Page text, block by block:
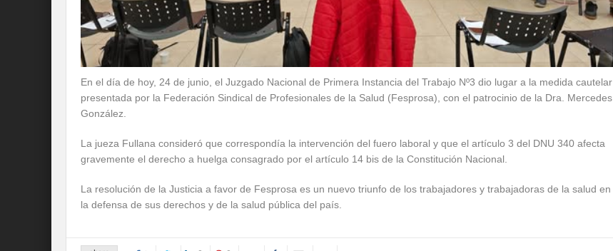
En el día de hoy, 24 de junio, el Juzgado Nacional de Primera Instancia del Trabajo Nº3 dio lugar a la medida cautelar
presentada por la Federación Sindical de Profesionales de la Salud (Fesprosa), con el patrocinio de la Dra. Mercedes
González.
La jueza Fullana consideró que correspondía la intervención del fuero laboral y que el artículo 3 del DNU 340 afecta
gravemente el derecho a huelga consagrado por el artículo 14 bis de la Constitución Nacional.
La resolución de la Justicia a favor de Fesprosa es un nuevo triunfo de los trabajadores y trabajadoras de la salud en
la defensa de sus derechos y de la salud pública del país.